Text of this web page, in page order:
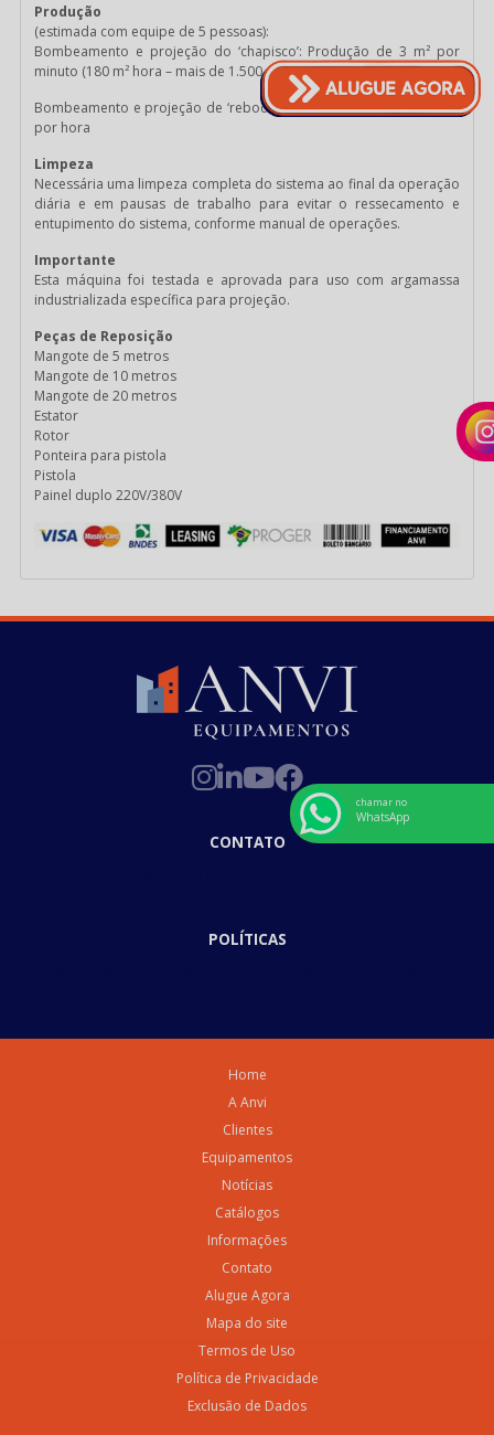
Produção
(estimada com equipe de 5 pessoas):
Bombeamento e projeção do ‘chapisco’: Produção de 3 m² por
minuto (180 m² hora – mais de 1.500 m2 por dia).
Bombeamento e projeção de ‘reboco’: Produção de 30 m² a 50 m²
por hora
Limpeza
Necessária uma limpeza completa do sistema ao final da operação
diária e em pausas de trabalho para evitar o ressecamento e
entupimento do sistema, conforme manual de operações.
Importante
Esta máquina foi testada e aprovada para uso com argamassa
industrializada específica para projeção.
Peças de Reposição
Mangote de 5 metros
Mangote de 10 metros
Mangote de 20 metros
Estator
Rotor
Ponteira para pistola
Pistola
Painel duplo 220V/380V
CONTATO
POLÍTICAS
Home
A Anvi
Clientes
Equipamentos
Notícias
Catálogos
Informações
Contato
Alugue Agora
Mapa do site
Termos de Uso
Política de Privacidade
Exclusão de Dados
chamar no
WhatsApp